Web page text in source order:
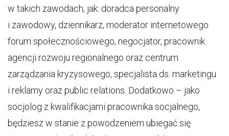
w takich zawodach, jak: doradca personalny
i zawodowy, dziennikarz, moderator internetowego
forum społecznościowego, negocjator, pracownik
agencji rozwoju regionalnego oraz centrum
zarządzania kryzysowego, specjalista ds. marketingu
i reklamy oraz public relations. Dodatkowo – jako
socjolog z kwalifikacjami pracownika socjalnego,
będziesz w stanie z powodzeniem ubiegać się